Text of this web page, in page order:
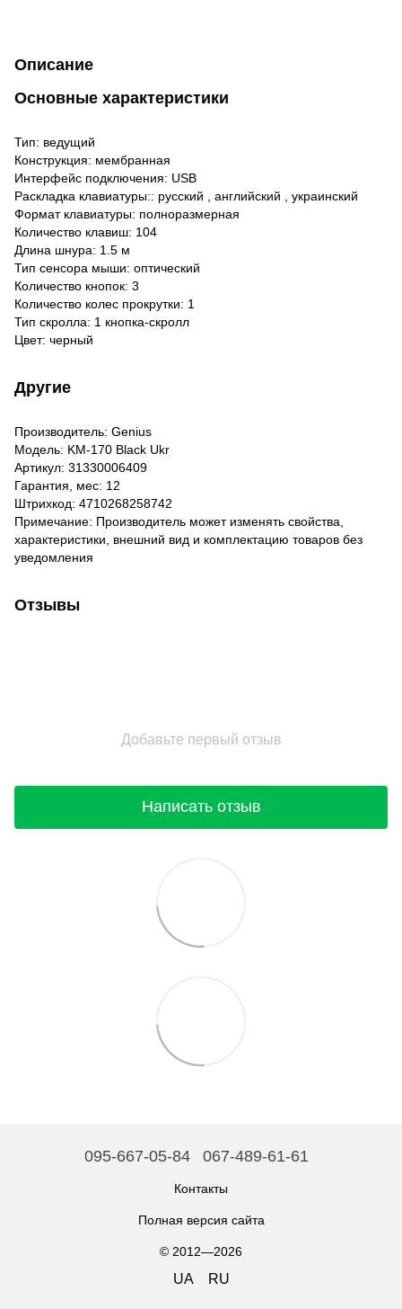
Описание
Основные характеристики
Тип: ведущий
Конструкция: мембранная
Интерфейс подключения: USB
Раскладка клавиатуры:: русский , английский , украинский
Формат клавиатуры: полноразмерная
Количество клавиш: 104
Длина шнура: 1.5 м
Тип сенсора мыши: оптический
Количество кнопок: 3
Количество колес прокрутки: 1
Тип скролла: 1 кнопка-скролл
Цвет: черный
Другие
Производитель: Genius
Модель: KM-170 Black Ukr
Артикул: 31330006409
Гарантия, мес: 12
Штрихкод: 4710268258742
Примечание: Производитель может изменять свойства,
характеристики, внешний вид и комплектацию товаров без
уведомления
Отзывы
Добавьте первый отзыв
Написать отзыв
095-667-05-84 067-489-61-61
Контакты
Полная версия сайта
© 2012—2026
UA RU